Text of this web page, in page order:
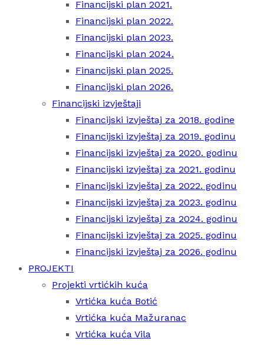
Financijski plan 2021.
Financijski plan 2022.
Financijski plan 2023.
Financijski plan 2024.
Financijski plan 2025.
Financijski plan 2026.
Financijski izvještaji
Financijski izvještaj za 2018. godine
Financijski izvještaj za 2019. godinu
Financijski izvještaj za 2020. godinu
Financijski izvještaj za 2021. godinu
Financijski izvještaj za 2022. godinu
Financijski izvještaj za 2023. godinu
Financijski izvještaj za 2024. godinu
Financijski izvještaj za 2025. godinu
Financijski izvještaj za 2026. godinu
PROJEKTI
Projekti vrtićkih kuća
Vrtićka kuća Botić
Vrtićka kuća Mažuranac
Vrtićka kuća Vila